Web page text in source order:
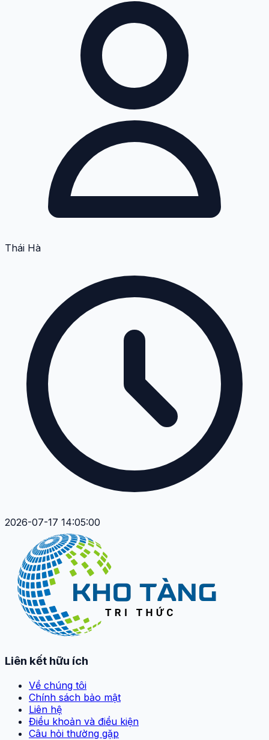
Thái Hà
2026-07-17 14:05:00
Liên kết hữu ích
Về chúng tôi
Chính sách bảo mật
Liên hệ
Điều khoản và điều kiện
Câu hỏi thường gặp